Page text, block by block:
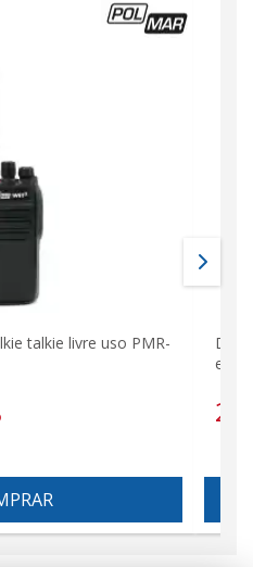
talkie livre uso PMR-
DJ-
e